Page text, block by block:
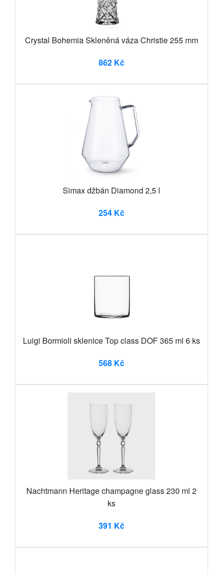
Crystal Bohemia Skleněná váza Christie 255 mm
862 Kč
Simax džbán Diamond 2,5 l
254 Kč
Luigi Bormioli sklenice Top class DOF 365 ml 6 ks
568 Kč
Nachtmann Heritage champagne glass 230 ml 2
ks
391 Kč